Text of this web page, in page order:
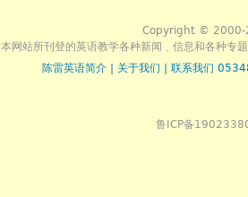
Copyright © 2000-
本网站所刊登的英语教学各种新闻﹑信息和各种专
陈雷英语简介
关于我们
联系我们
鲁ICP备